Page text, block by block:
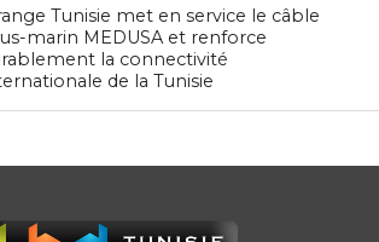
Tunisie met en service le câble
marin MEDUSA et renforce
la connectivité
de la Tunisie